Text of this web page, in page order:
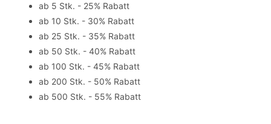
ab 5 Stk. - 25% Rabatt
ab 10 Stk. - 30% Rabatt
ab 25 Stk. - 35% Rabatt
ab 50 Stk. - 40% Rabatt
ab 100 Stk. - 45% Rabatt
ab 200 Stk. - 50% Rabatt
ab 500 Stk. - 55% Rabatt